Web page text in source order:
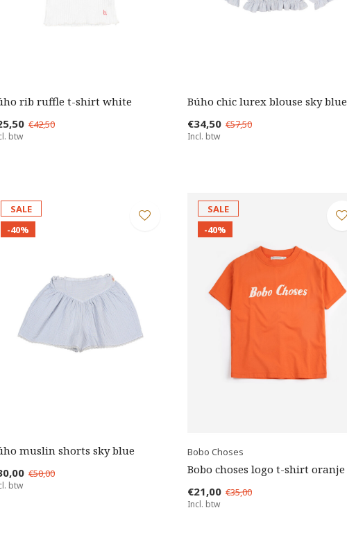
rib ruffle t-shirt white
€42,50
btw
Búho chic lurex blouse sky blue
€34,50 €57,50
Incl. btw
SALE
-40%
muslin shorts sky blue
€50,00
btw
SALE
-40%
Bobo Choses
Bobo choses logo t-shirt oranje
€21,00 €35,00
Incl. btw